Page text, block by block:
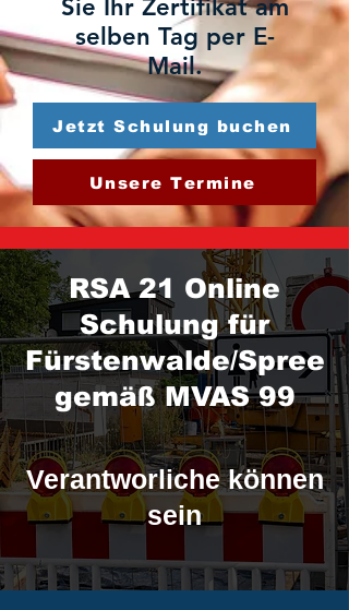
Sie Ihr Zertifikat am
selben Tag per E-
Mail.
Jetzt Schulung buchen
Unsere Termine
RSA 21 Online
Schulung für
Fürstenwalde/Spree
gemäß MVAS 99
Verantworliche können
sein